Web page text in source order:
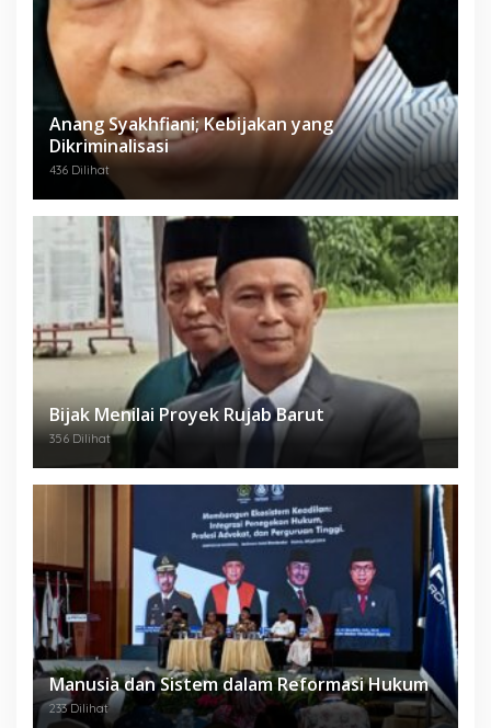
Anang Syakhfiani; Kebijakan yang
Dikriminalisasi
436 Dilihat
Bijak Menilai Proyek Rujab Barut
356 Dilihat
Manusia dan Sistem dalam Reformasi Hukum
233 Dilihat